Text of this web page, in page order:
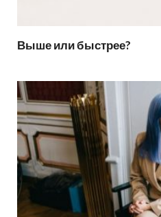
Выше или быстрее?